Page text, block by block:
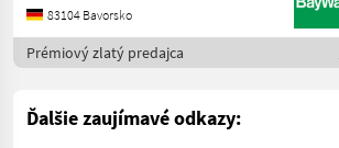
83104 Bavorsko
Prémiový zlatý predajca
Ďalšie zaujímavé odkazy: